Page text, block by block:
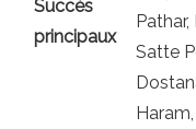
Succès
principaux
Pathar,
Satte